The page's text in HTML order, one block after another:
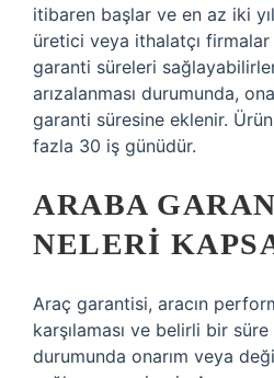
itibaren başlar ve en az iki
üretici veya ithalatçı
garanti süreleri
arızalanması durumunda,
garanti süresine eklenir.
fazla 30 iş günüdür.
ARABA
NELERI
Araç garantisi, aracın
karşılaması ve belirli bir
durumunda onarım veya